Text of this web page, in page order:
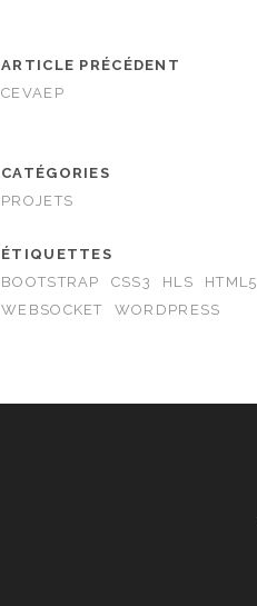
ARTICLE PRÉCÉDENT
CEVAEP
CATÉGORIES
PROJETS
ÉTIQUETTES
BOOTSTRAP
CSS3 HLS HTML5
WEBSOCKET
WORDPRESS